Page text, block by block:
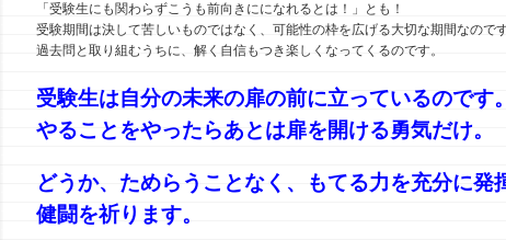
「受験生にも関わらずこうも前向きにになれるとは！」とも！
受験期間は決して苦しいものではなく、可能性の枠を広げる大切な期間なので
過去問と取り組むうちに、解く自信もつき楽しくなってくるのです。
受験生は自分の未来の扉の前に立っているのです
やることをやったらあとは扉を開ける勇気だけ。
どうか、ためらうことなく、もてる力を充分に発
健闘を祈ります。